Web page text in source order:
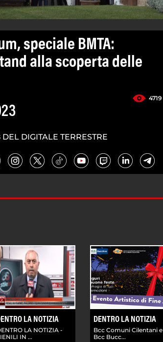
speciale BMTA:
alla scoperta delle
4719
DIGITALE TERRESTRE
LA NOTIZIA
LA NOTIZIA -
IN ...
DENTRO LA NOTIZIA
Bcc Comuni Cilentani e
Bcc Bucc...